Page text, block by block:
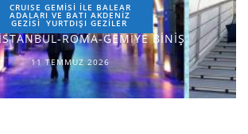
CRUISE GEMİSİ İLE BALEAR
ADALARI VE BATI AKDENİZ
GEZİSİ YURTDIŞI GEZILER
ROMA-GEMİYE BİNİŞ
11 TEMMUZ 2026